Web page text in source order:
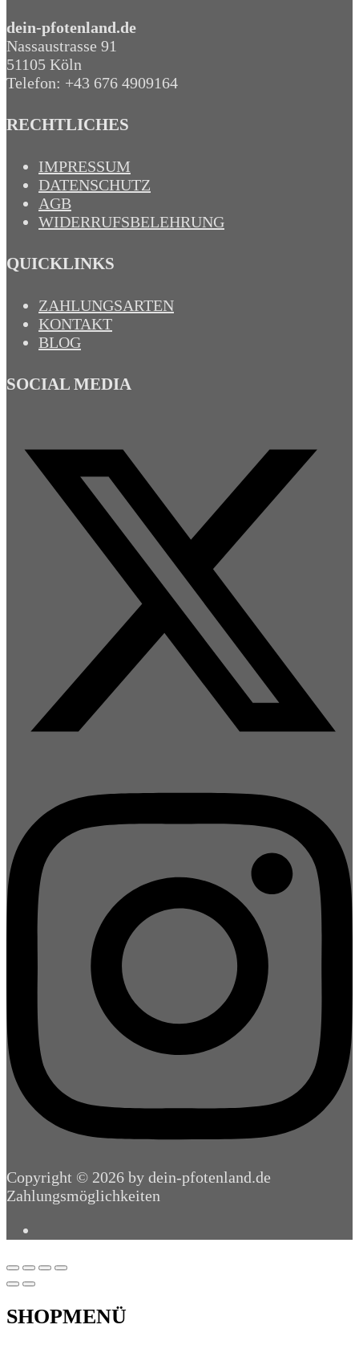
dein-pfotenland.de
Nassaustrasse 91
51105 Köln
Telefon: +43 676 4909164‬
RECHTLICHES
IMPRESSUM
DATENSCHUTZ
AGB
WIDERRUFSBELEHRUNG
QUICKLINKS
ZAHLUNGSARTEN
KONTAKT
BLOG
SOCIAL MEDIA
Copyright © 2026 by dein-pfotenland.de
Zahlungsmöglichkeiten
SHOPMENÜ